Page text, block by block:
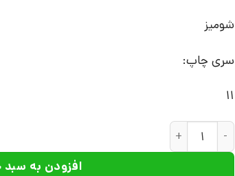
شومیز
سری چاپ:
11
کتاب واژه نامه تصویری کودکان و نوجوانان |
افزودن به سبد